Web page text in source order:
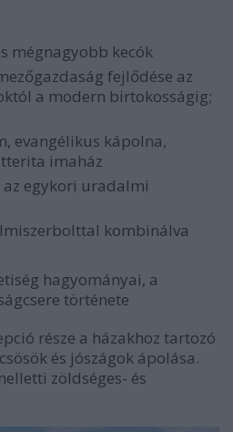
mégnagyobb kecók
fejlődése az
a modern birtokosságig;
evangélikus kápolna,
imaház
egykori uradalmi
kombinálva
hagyományai, a
története
része a házakhoz tartozó
és jószágok ápolása.
zöldséges- és